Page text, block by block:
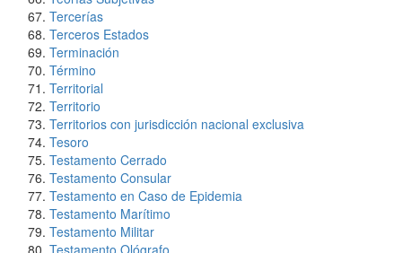
Tercerías
Terceros Estados
Terminación
Término
Territorial
Territorio
Territorios con jurisdicción nacional exclusiva
Tesoro
Testamento Cerrado
Testamento Consular
Testamento en Caso de Epidemia
Testamento Marítimo
Testamento Militar
Testamento Ológrafo